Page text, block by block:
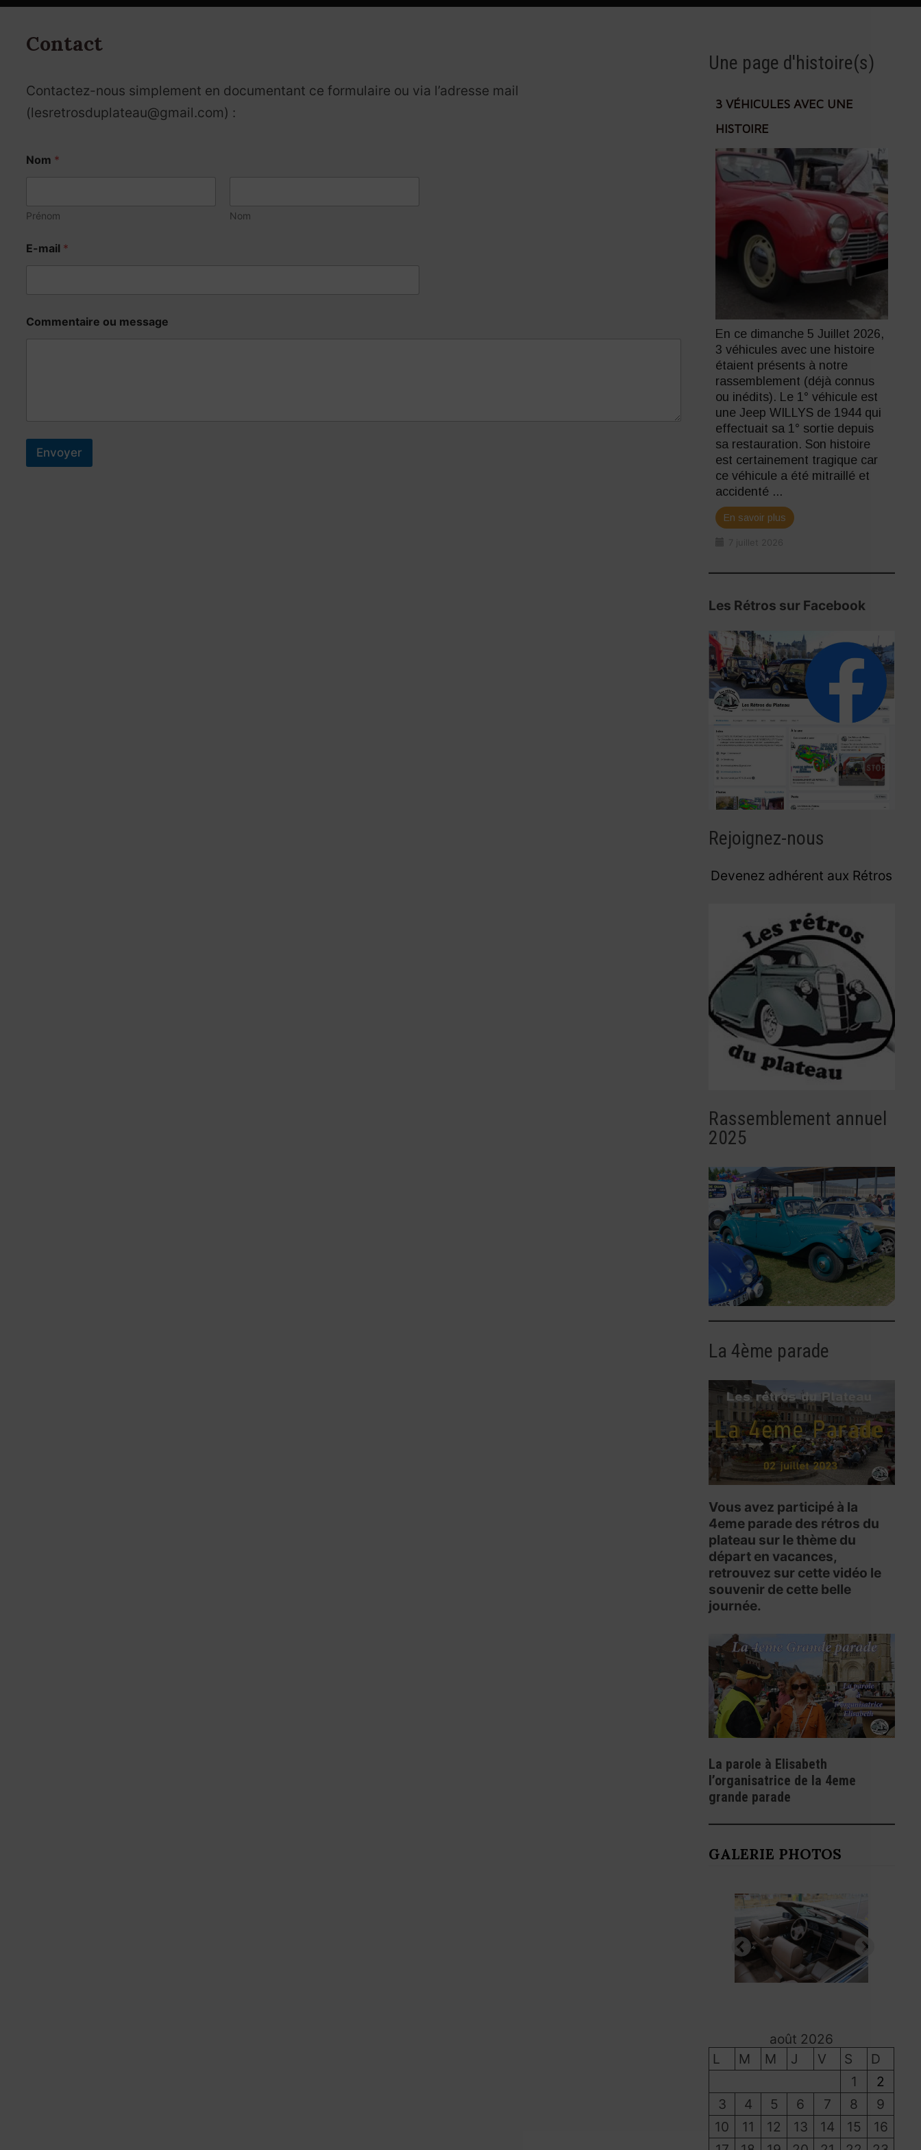
Contact
Contactez-nous simplement en documentant ce formulaire ou via l’adresse mail
(lesretrosduplateau@gmail.com) :
Nom *
Prénom Nom
u
s
a
E-mail *
Commentaire ou message
Envoyer
Une page d'histoire(s)
3 VÉHICULES AVEC UNE
HISTOIRE
En ce dimanche 5 Juillet 2026,
3 véhicules avec une histoire
étaient présents à notre
rassemblement (déjà connus
ou inédits). Le 1° véhicule est
une Jeep WILLYS de 1944 qui
effectuait sa 1° sortie depuis
sa restauration. Son histoire
est certainement tragique car
ce véhicule a été mitraillé et
accidenté ...
En savoir plus
Les Rétros sur Facebook
Rejoignez-nous
Devenez adhérent aux Rétros
Rassemblement annuel
2025
La 4ème parade
Vous avez participé à la
4eme parade des rétros du
plateau sur le thème du
départ en vacances,
retrouvez sur cette vidéo le
souvenir de cette belle
journée.
La parole à Elisabeth
l’organisatrice de la 4eme
grande parade
GALERIE PHOTOS
août 2026
L
M M J V S
D
1
2
3
4 5 6 7 8
9
10
11 12 13 14 15
16